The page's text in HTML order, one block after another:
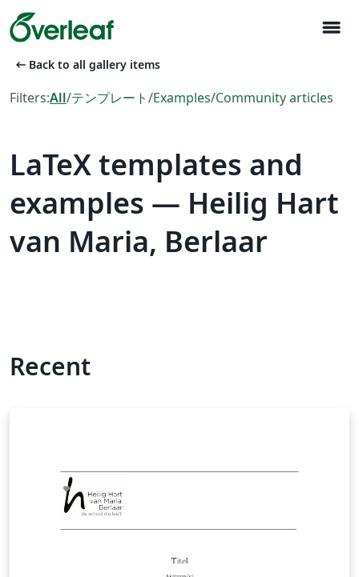
menu
arrow_left_alt Back to all gallery items
Filters:All/テンプレート/Examples/Community articles
LaTeX templates and
examples — Heilig Hart
van Maria, Berlaar
Recent